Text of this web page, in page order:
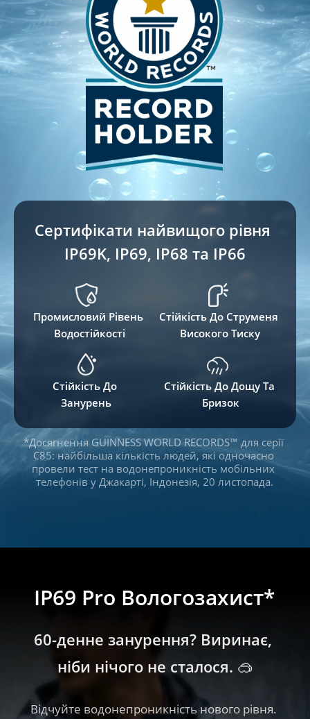
*Досягнення GUINNESS WORLD RECORDS™ для серії
C85: найбільша кількість людей, які одночасно
провели тест на водонепроникність мобільних
телефонів у Джакарті, Індонезія, 20 листопада.
Стійкість До Дощу Та
Бризок
Стійкість До
Занурень
Стійкість До Струменя
Високого Тиску
Промисловий Рівень
Водостійкості
Сертифікати найвищого рівня
IP69K, IP69, IP68 та IP66
Відчуйте водонепроникність нового рівня.
60-денне занурення? Виринає,
ніби нічого не сталося. 🥽
IP69 Pro Вологозахист*